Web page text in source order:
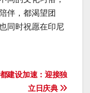
伴，都渴望团
同时祝愿在印尼
建设加速：迎接独
立日庆典